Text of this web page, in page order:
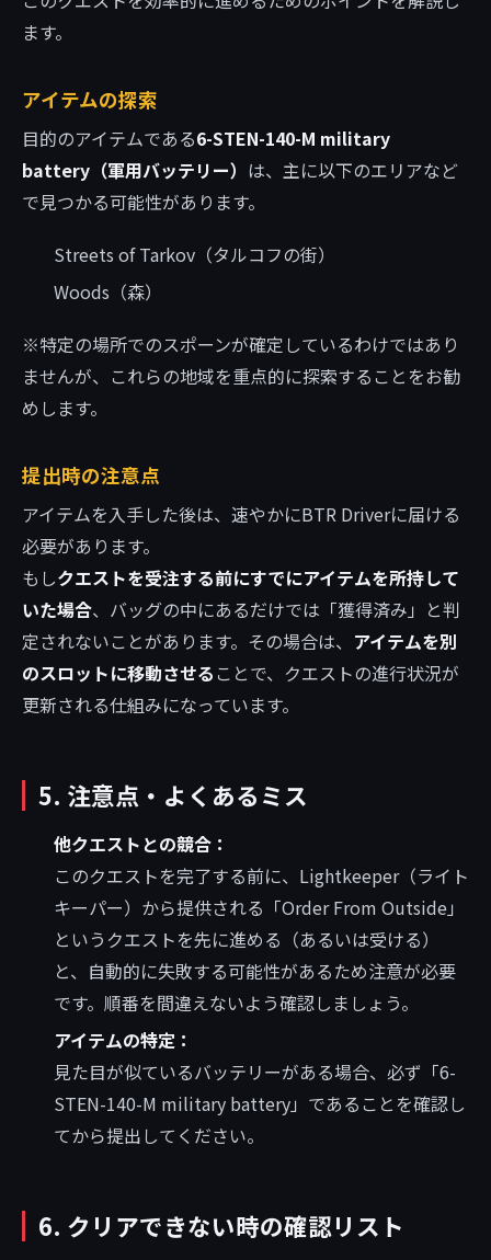
ます。
アイテムの探索
目的のアイテムである6-STEN-140-M military
battery（軍用バッテリー） は、主に以下のエリアなど
で見つかる可能性があります。
Streets of Tarkov（タルコフの街）
Woods（森）
※特定の場所でのスポーンが確定しているわけではあり
ませんが、これらの地域を重点的に探索することをお勧
めします。
提出時の注意点
アイテムを入手した後は、速やかにBTR Driverに届ける
必要があります。
もしクエストを受注する前にすでにアイテムを所持して
いた場合、バッグの中にあるだけでは「獲得済み」と判
定されないことがあります。その場合は、 アイテムを別
のスロットに移動させる ことで、クエストの進行状況が
更新される仕組みになっています。
5. 注意点・よくあるミス
他クエストとの競合：
このクエストを完了する前に、Lightkeeper（ライト
キーパー）から提供される「Order From Outside」
というクエストを先に進める（あるいは受ける）
と、自動的に失敗する可能性があるため注意が必要
です。順番を間違えないよう確認しましょう。
アイテムの特定：
見た目が似ているバッテリーがある場合、必ず「6-
STEN-140-M military battery」であることを確認し
てから提出してください。
6. クリアできない時の確認リスト